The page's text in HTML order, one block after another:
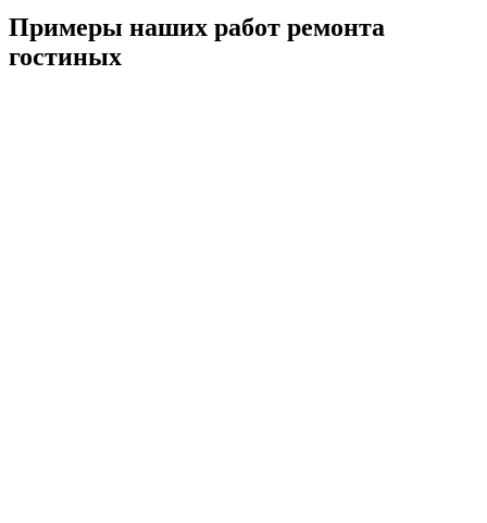
Примеры наших работ ремонта
гостиных